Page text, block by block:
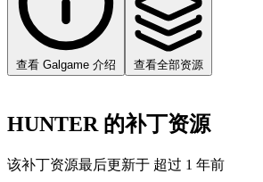
查看 Galgame 介绍 查看全部资源
HUNTER 的补丁资源
该补丁资源最后更新于 超过 1 年前